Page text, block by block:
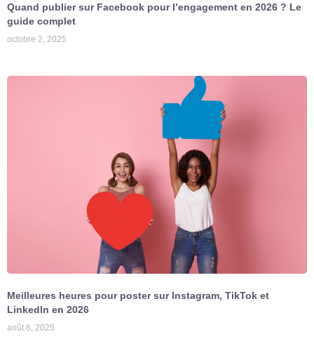
Quand publier sur Facebook pour l’engagement en 2026 ? Le
guide complet
octobre 2, 2025
Meilleures heures pour poster sur Instagram, TikTok et
LinkedIn en 2026
août 6, 2025